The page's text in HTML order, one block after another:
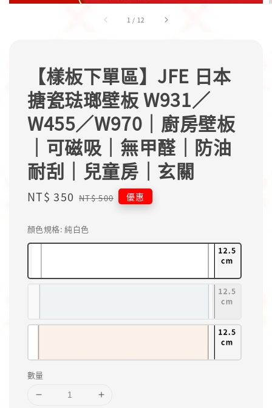
1 / 12
【樣板下單區】JFE 日本
搪瓷琺瑯壁板 W931／
W455／W970｜廚房壁板
｜可磁吸｜無甲醛｜防油
耐刮｜兒童房｜玄關
Sale
NT$ 350 Regular
NT$ 500 優惠
顏色規格: 純白色
數量